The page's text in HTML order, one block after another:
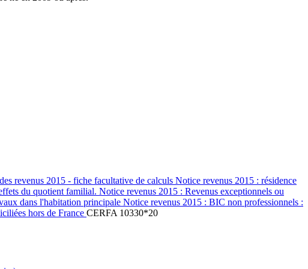
revenus 2015 - fiche facultative de calculs Notice revenus 2015 : résidence
du quotient familial. Notice revenus 2015 : Revenus exceptionnels ou
dans l'habitation principale Notice revenus 2015 : BIC non professionnels :
hors de France CERFA 10330*20